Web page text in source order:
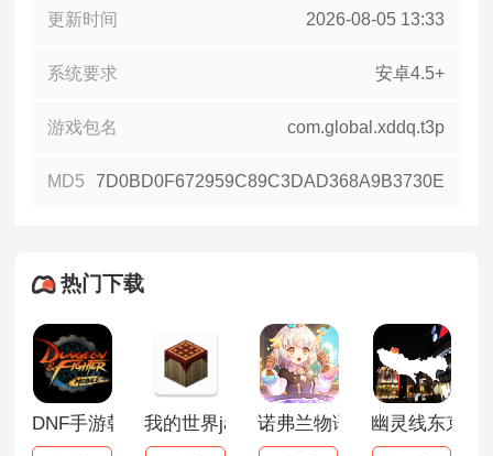
更新时间 2026-08-05 13:33
系统要求 安卓4.5+
游戏包名 com.global.xddq.t3p
MD5 7D0BD0F672959C89C3DAD368A9B3730E
热门下载
DNF手游韩服 我的世界java版诺弗兰物语 幽灵线东京